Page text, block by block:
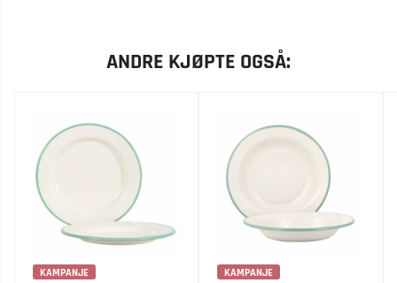
ANDRE KJØPTE OGSÅ:
KAMPANJE KAMPANJE